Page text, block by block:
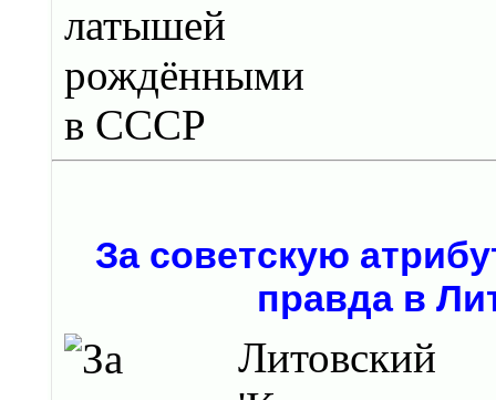
За советскую
правда в